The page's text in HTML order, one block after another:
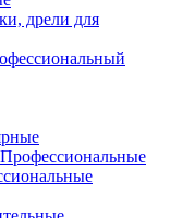
дрели для
Профессиональные